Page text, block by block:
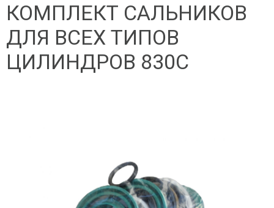
КОМПЛЕКТ САЛЬНИКОВ
ДЛЯ ВСЕХ ТИПОВ
ЦИЛИНДРОВ 830С